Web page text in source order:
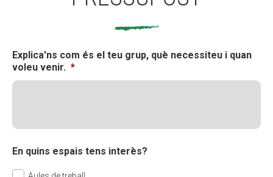
Explica'ns com és el teu grup, què necessiteu i quan
voleu venir. *
En quins espais tens interès?